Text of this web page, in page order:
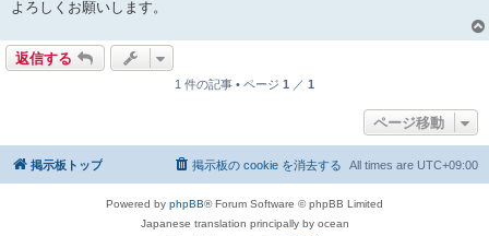
よろしくお願いします。
返信する
1 件の記事 • ページ 1 ／ 1
ページ移動
掲示板トップ All times are UTC+09:00
掲示板の cookie を消去する
Powered by phpBB® Forum Software © phpBB Limited
Japanese translation principally by ocean